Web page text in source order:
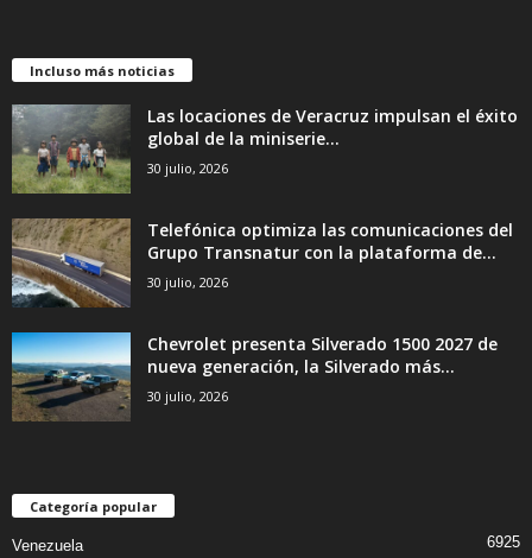
Incluso más noticias
Las locaciones de Veracruz impulsan el éxito
global de la miniserie...
30 julio, 2026
Telefónica optimiza las comunicaciones del
Grupo Transnatur con la plataforma de...
30 julio, 2026
Chevrolet presenta Silverado 1500 2027 de
nueva generación, la Silverado más...
30 julio, 2026
Categoría popular
Venezuela 6925